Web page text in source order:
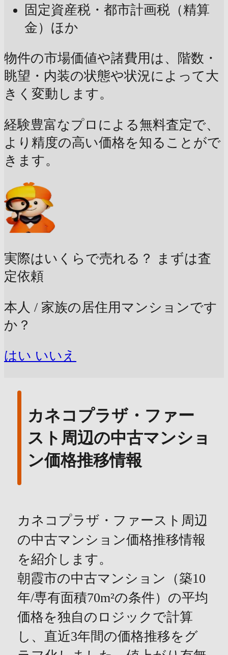
固定資産税・都市計画税（精算
金）ほか
物件の市場価値や諸費用は、階数・
眺望・内装の状態や状況によって大
きく変動します。
経験豊富なプロによる無料査定で、
より精度の高い価格を知ることがで
きます。
実際はいくらで売れる？
まずは査
定依頼
本人 / 家族の居住用マンションです
か？
はい いいえ
カネコプラザ・ファー
スト周辺の中古マンショ
ン価格推移情報
カネコプラザ・ファースト周辺
の中古マンション価格推移情報
を紹介します。
朝霞市の中古マンション（築10
年/専有面積70m²の条件）の平均
価格を独自のロジックで計算
し、直近3年間の価格推移をグ